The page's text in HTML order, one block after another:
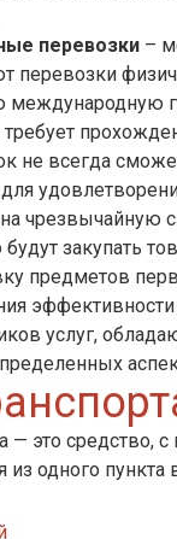
перевозки –
перевозки
международную
требует
не всегда
чрезвычайную
закупать
предметов
услуг,
— это
одного